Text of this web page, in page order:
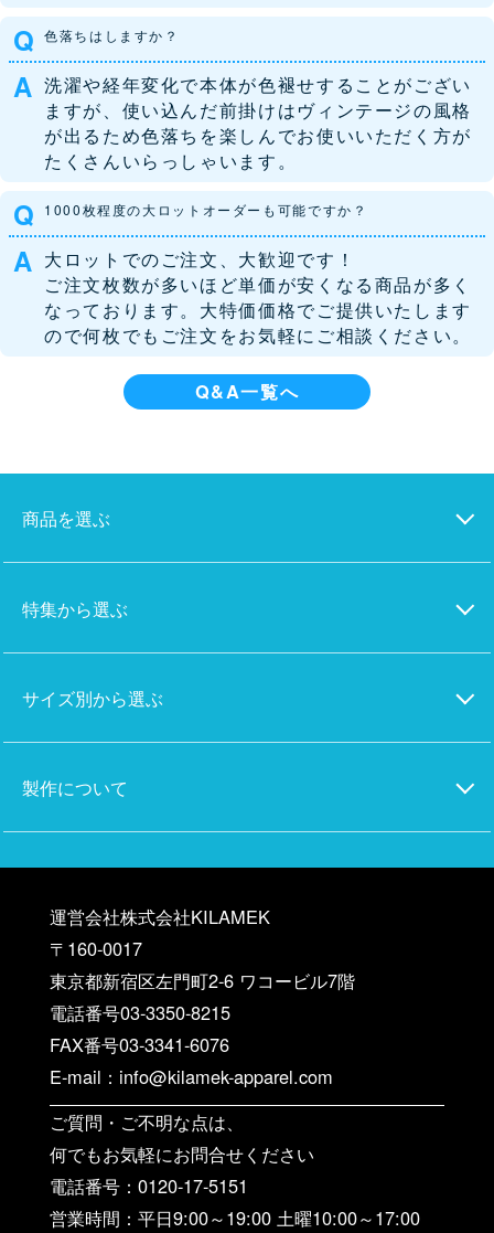
色落ちはしますか？
洗濯や経年変化で本体が色褪せすることがござい
ますが、使い込んだ前掛けはヴィンテージの風格
が出るため色落ちを楽しんでお使いいただく方が
たくさんいらっしゃいます。
1000枚程度の大ロットオーダーも可能ですか？
大ロットでのご注文、大歓迎です！
ご注文枚数が多いほど単価が安くなる商品が多く
なっております。大特価価格でご提供いたします
ので何枚でもご注文をお気軽にご相談ください。
Q&A一覧へ
商品を選ぶ
特集から選ぶ
サイズ別から選ぶ
製作について
運営会社株式会社KILAMEK
〒160-0017
東京都新宿区左門町2-6 ワコービル7階
電話番号03-3350-8215
FAX番号03-3341-6076
E-mail：info@kilamek-apparel.com
ご質問・ご不明な点は、
何でもお気軽にお問合せください
電話番号：0120-17-5151
営業時間：平日9:00～19:00 土曜10:00～17:00